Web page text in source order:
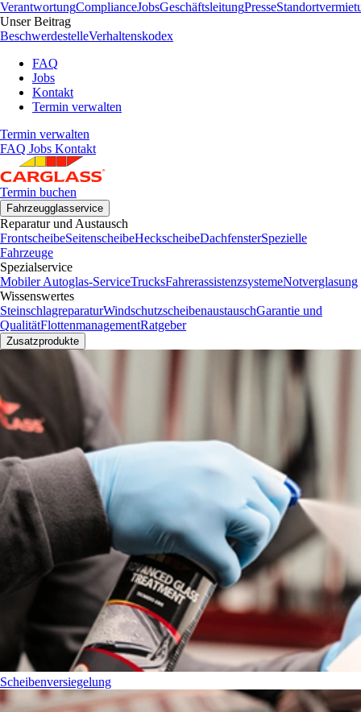
VerantwortungComplianceJobsGeschäftsleitungPresse
Unser Beitrag
BeschwerdestelleVerhaltenskodex
FAQ
Jobs
Kontakt
Termin verwalten
Termin verwalten
FAQ Jobs Kontakt
Termin buchen
Fahrzeugglasservice
Reparatur und Austausch
FrontscheibeSeitenscheibeHeckscheibeDachfensterSpezielle
Fahrzeuge
Spezialservice
Mobiler Autoglas-ServiceTrucksFahrerassistenzsystemeNotverglasung
Wissenswertes
SteinschlagreparaturWindschutzscheibenaustauschGarantie und
QualitätFlottenmanagementRatgeber
Zusatzprodukte
Scheibenversiegelung